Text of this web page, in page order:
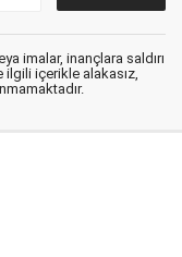
imalar, inançlara saldırı
ilgili içerikle alakasız,